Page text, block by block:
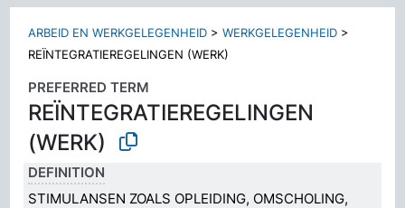
ARBEID EN WERKGELEGENHEID >WERKGELEGENHEID >
REÏNTEGRATIEREGELINGEN (WERK)
PREFERRED TERM
REÏNTEGRATIEREGELINGEN
(WERK)
DEFINITION
STIMULANSEN ZOALS OPLEIDING, OMSCHOLING,